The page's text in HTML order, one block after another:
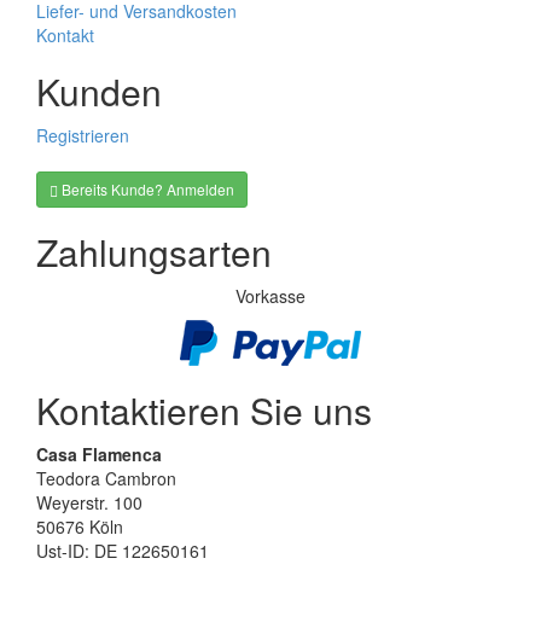
Liefer- und Versandkosten
Kontakt
Kunden
Registrieren
Bereits Kunde? Anmelden
Zahlungsarten
Vorkasse
Kontaktieren Sie uns
Casa Flamenca
Teodora Cambron
Weyerstr. 100
50676 Köln
Ust-ID: DE 122650161